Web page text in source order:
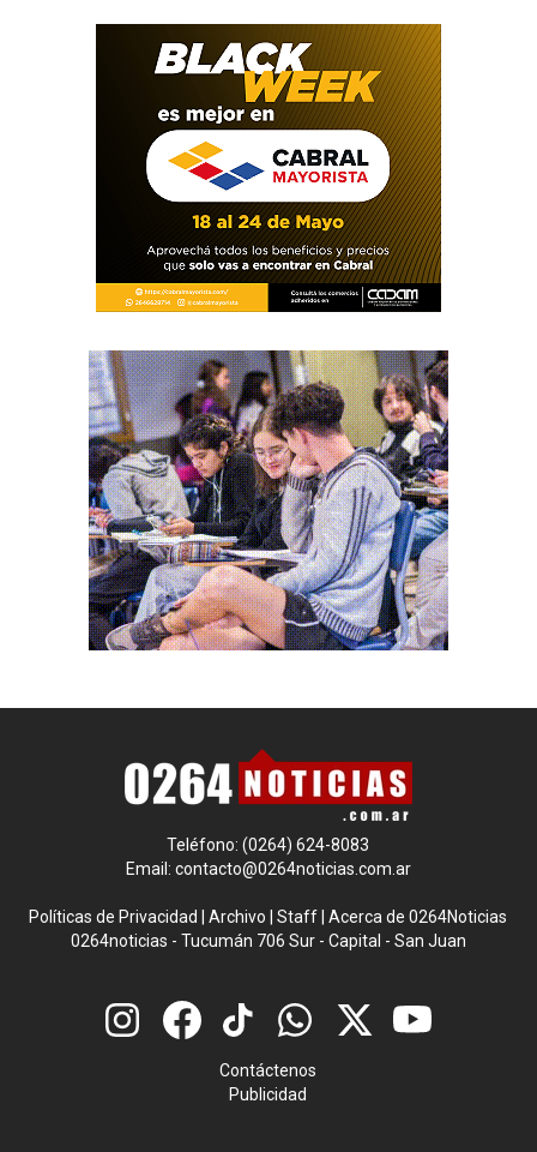
Teléfono: (0264) 624-8083
Email: contacto@0264noticias.com.ar
Políticas de Privacidad |Archivo |Staff |Acerca de 0264Noticias
0264noticias - Tucumán 706 Sur - Capital - San Juan
Contáctenos
Publicidad